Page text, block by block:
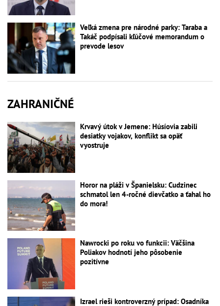
Veľká zmena pre národné parky: Taraba a
Takáč podpísali kľúčové memorandum o
prevode lesov
ZAHRANIČNÉ
Krvavý útok v Jemene: Húsíovia zabili
desiatky vojakov, konflikt sa opäť
vyostruje
Horor na pláži v Španielsku: Cudzinec
schmatol len 4-ročné dievčatko a ťahal ho
do mora!
Nawrocki po roku vo funkcii: Väčšina
Poliakov hodnotí jeho pôsobenie
pozitívne
Izrael rieši kontroverzný prípad: Osadníka